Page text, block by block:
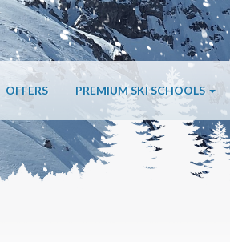
OFFERS PREMIUM SKI SCHOOLS